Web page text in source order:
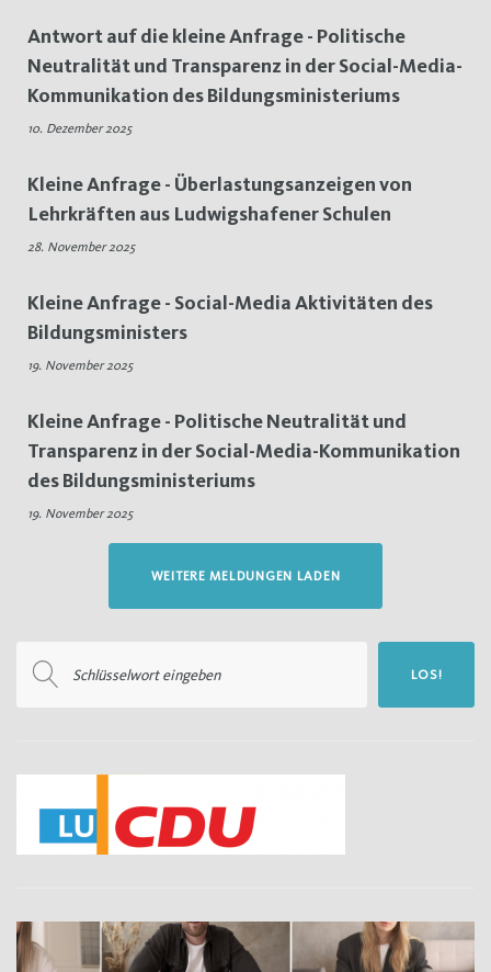
Antwort auf die kleine Anfrage - Politische
Neutralität und Transparenz in der Social-Media-
Kommunikation des Bildungsministeriums
10. Dezember 2025
Kleine Anfrage - Überlastungsanzeigen von
Lehrkräften aus Ludwigshafener Schulen
28. November 2025
Kleine Anfrage - Social-Media Aktivitäten des
Bildungsministers
19. November 2025
Kleine Anfrage - Politische Neutralität und
Transparenz in der Social-Media-Kommunikation
des Bildungsministeriums
19. November 2025
WEITERE MELDUNGEN LADEN
nach:
LOS!